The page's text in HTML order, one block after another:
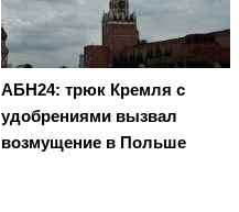
АБН24: трюк Кремля с
удобрениями вызвал
возмущение в Польше